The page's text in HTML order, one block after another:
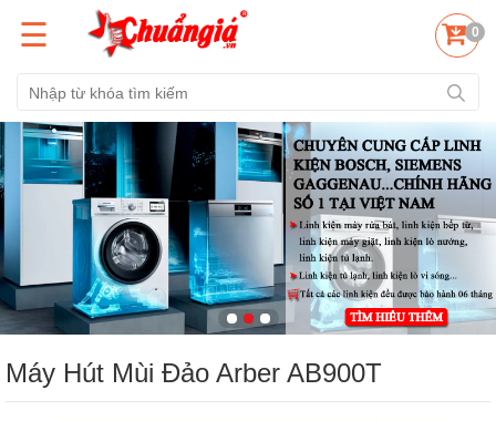
☰ 0
Máy Hút Mùi Đảo Arber AB900T